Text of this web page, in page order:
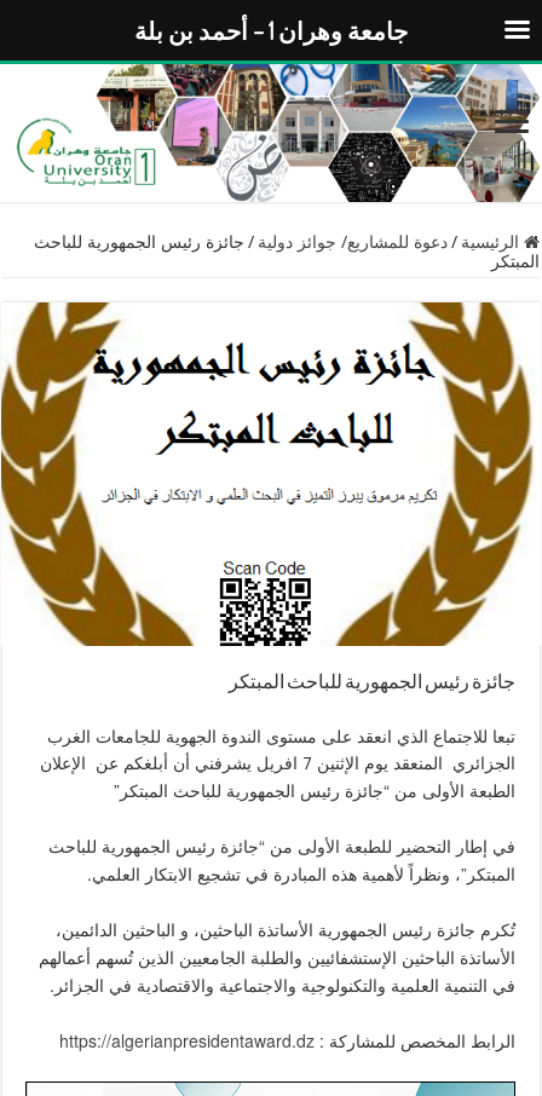
الرئيسية / دعوة للمشاريع/ جوائز دولية / جائزة رئيس الجمهورية للباحث
المبتكر
جائزة رئيس الجمهورية للباحث المبتكر
تبعا للاجتماع الذي انعقد على مستوى الندوة الجهوية للجامعات الغرب
الجزائري المنعقد يوم الإثنين 7 افريل يشرفني أن أبلغكم عن الإعلان
الطبعة الأولى من “جائزة رئيس الجمهورية للباحث المبتكر”
في إطار التحضير للطبعة الأولى من “جائزة رئيس الجمهورية للباحث
المبتكر”، ونظراً لأهمية هذه المبادرة في تشجيع الابتكار العلمي.
تُكرم جائزة رئيس الجمهورية الأساتذة الباحثين، و الباحثين الدائمين،
الأساتذة الباحثين الإستشفائيين والطلبة الجامعيين الذين تُسهم أعمالهم
في التنمية العلمية والتكنولوجية والاجتماعية والاقتصادية في الجزائر.
الرابط المخصص للمشاركة :https://algerianpresidentaward.dz
جامعة وهران 1 – أحمد بن بلة